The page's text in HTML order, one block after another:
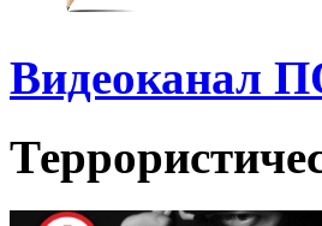
Видеоканал